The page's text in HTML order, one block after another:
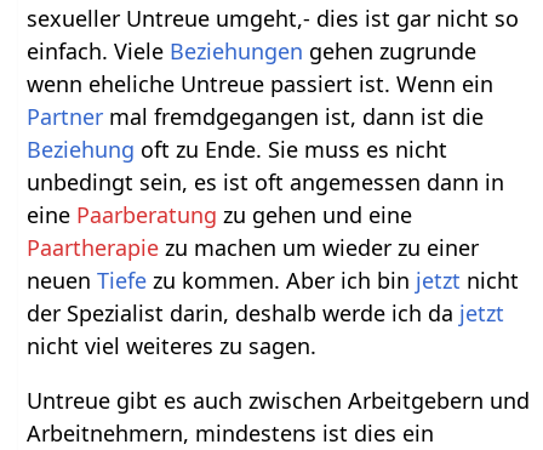
sexueller Untreue umgeht,- dies ist gar nicht so
einfach. Viele Beziehungen gehen zugrunde
wenn eheliche Untreue passiert ist. Wenn ein
Partner mal fremdgegangen ist, dann ist die
Beziehung oft zu Ende. Sie muss es nicht
unbedingt sein, es ist oft angemessen dann in
eine Paarberatung zu gehen und eine
Paartherapie zu machen um wieder zu einer
neuenTiefe zu kommen. Aber ich bin jetzt nicht
der Spezialist darin, deshalb werde ich da jetzt
nicht viel weiteres zu sagen.
Untreue gibt es auch zwischen Arbeitgebern und
Arbeitnehmern, mindestens ist dies ein